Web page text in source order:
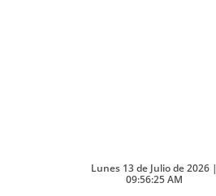
Lunes 13 de Julio de 2026 |
09:56:25 AM